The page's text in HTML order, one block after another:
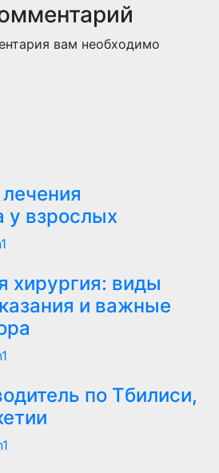
вам необходимо
у взрослых
хирургия: виды
и важные
по Тбилиси,